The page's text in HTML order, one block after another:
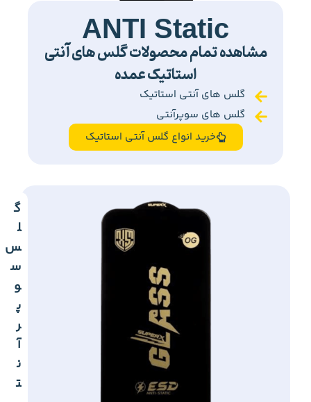
ANTI Static
مشاهده تمام محصولات گلس های آنتی
استاتیک عمده
گلس های آنتی استاتیک
گلس های سوپرآنتی
خرید انواع گلس آنتی استاتیک
گ
ل
س
س
و
پ
ر
آ
ن
ت